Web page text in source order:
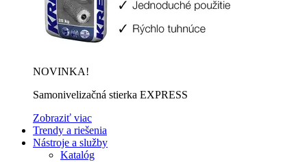
NOVINKA!
Samonivelizačná stierka EXPRESS
Zobraziť viac
Trendy a riešenia
Nástroje a služby
Katalóg